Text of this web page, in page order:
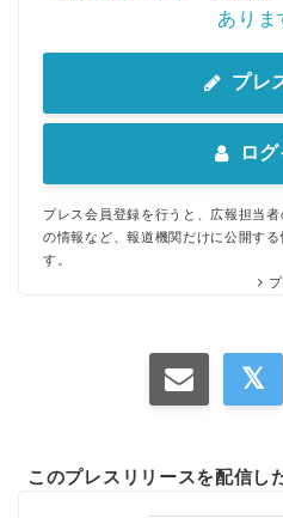
ありま
プレ
ロ
プレス会員登録を行うと、広報担当
の情報など、報道機関だけに公開す
す。
このプレスリリースを配信し